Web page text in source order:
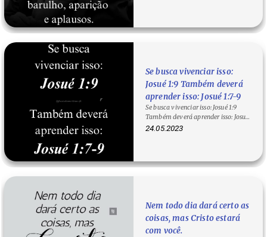
Se busca vivenciar isso:
Josué 1:9 Também deverá
aprender isso: Josué 1:7-9
Se busca vivenciar isso: Josué 1:9
Também deverá aprender isso: Josué
1:7-9 O que significa Josué…
24.05.2023
Nem todo dia dará certo as
coisas, mas Cristo estará
com você.